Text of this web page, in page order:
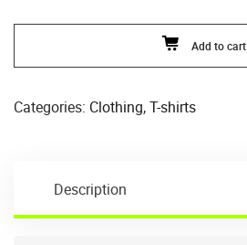
Add to cart
Categories: Clothing,T-shirts
Description